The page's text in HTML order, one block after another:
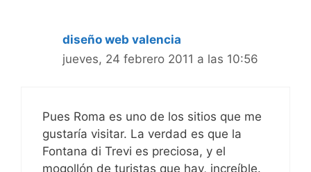
diseño web valencia
jueves, 24 febrero 2011 a las 10:56
Pues Roma es uno de los sitios que me
gustaría visitar. La verdad es que la
Fontana di Trevi es preciosa, y el
mogollón de turistas que hay, increíble.